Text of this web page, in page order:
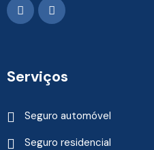
Serviços
Seguro automóvel
Seguro residencial